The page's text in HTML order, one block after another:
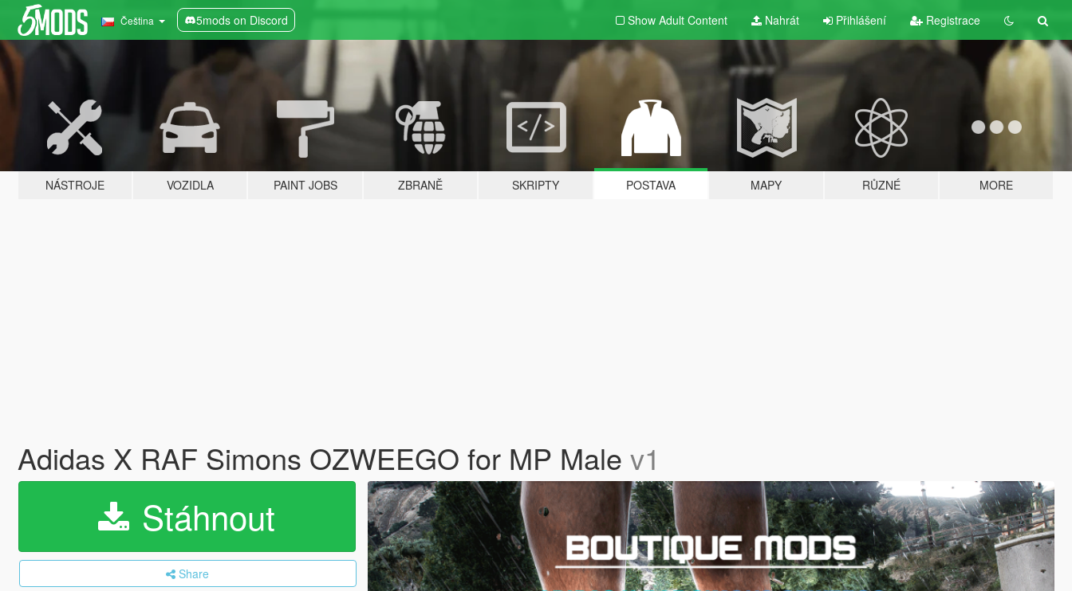
Čeština 5mods on Discord Show Adult Content Nahrát Přihlášení Registrace
NÁSTROJE VOZIDLA PAINT JOBS ZBRANĚ SKRIPTY POSTAVA MAPY RŮZNÉ MORE
Adidas X RAF Simons OZWEEGO for MP Male v1
Stáhnout
Share